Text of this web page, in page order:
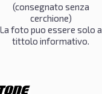
(consegnato senza
cerchione)
La foto puo essere solo a
tittolo informativo.